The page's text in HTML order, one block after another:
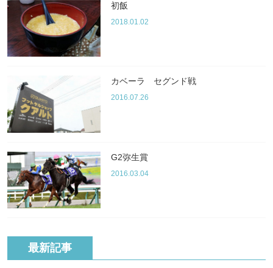
初飯
2018.01.02
カベーラ セグンド戦
2016.07.26
G2弥生賞
2016.03.04
最新記事